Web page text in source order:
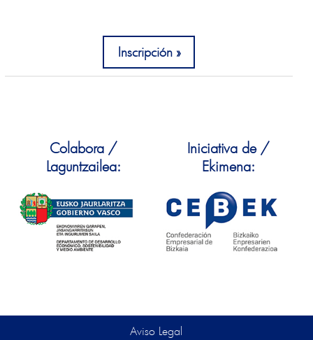
Inscripción
Colabora /
Laguntzailea:
Iniciativa de /
Ekimena:
Aviso Legal